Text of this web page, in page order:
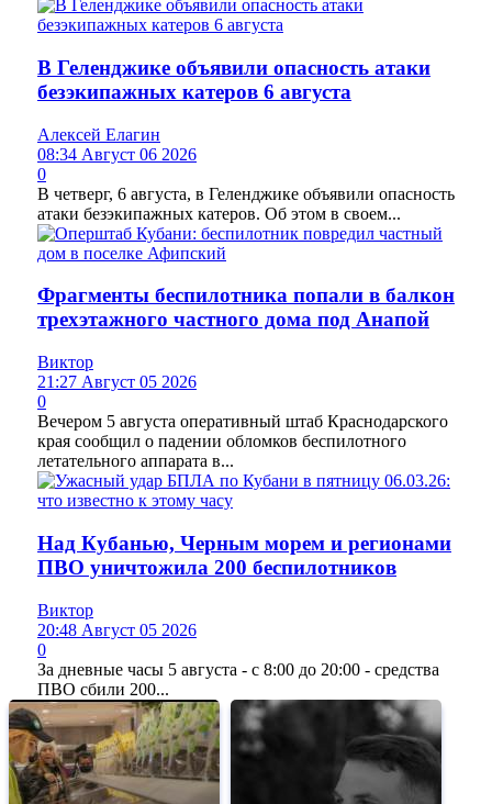
В Геленджике объявили опасность атаки
безэкипажных катеров 6 августа
Алексей Елагин
08:34 Август 06 2026
0
В четверг, 6 августа, в Геленджике объявили опасность
атаки безэкипажных катеров. Об этом в своем...
Фрагменты беспилотника попали в балкон
трехэтажного частного дома под Анапой
Виктор
21:27 Август 05 2026
0
Вечером 5 августа оперативный штаб Краснодарского
края сообщил о падении обломков беспилотного
летательного аппарата в...
Над Кубанью, Черным морем и регионами
ПВО уничтожила 200 беспилотников
Виктор
20:48 Август 05 2026
0
За дневные часы 5 августа - с 8:00 до 20:00 - средства
ПВО сбили 200...